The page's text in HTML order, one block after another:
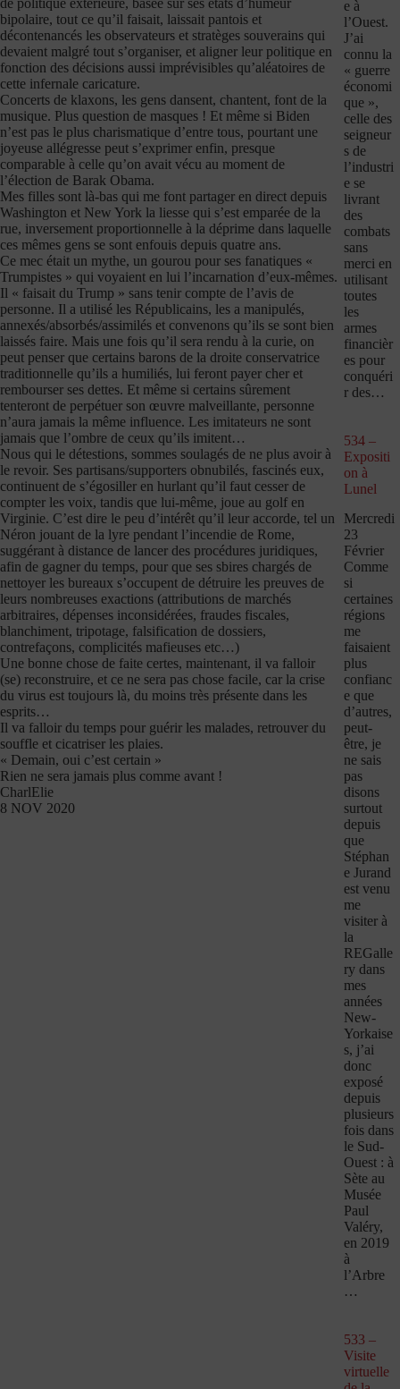
de politique extérieure, basée sur ses états d’humeur
bipolaire, tout ce qu’il faisait, laissait pantois et
décontenancés les observateurs et stratèges souverains qui
devaient malgré tout s’organiser, et aligner leur politique en
fonction des décisions aussi imprévisibles qu’aléatoires de
cette infernale caricature.
Concerts de klaxons, les gens dansent, chantent, font de la
musique. Plus question de masques ! Et même si Biden
n’est pas le plus charismatique d’entre tous, pourtant une
joyeuse allégresse peut s’exprimer enfin, presque
comparable à celle qu’on avait vécu au moment de
l’élection de Barak Obama.
Mes filles sont là-bas qui me font partager en direct depuis
Washington et New York la liesse qui s’est emparée de la
rue, inversement proportionnelle à la déprime dans laquelle
ces mêmes gens se sont enfouis depuis quatre ans.
Ce mec était un mythe, un gourou pour ses fanatiques «
Trumpistes » qui voyaient en lui l’incarnation d’eux-mêmes.
Il « faisait du Trump » sans tenir compte de l’avis de
personne. Il a utilisé les Républicains, les a manipulés,
annexés/absorbés/assimilés et convenons qu’ils se sont bien
laissés faire. Mais une fois qu’il sera rendu à la curie, on
peut penser que certains barons de la droite conservatrice
traditionnelle qu’ils a humiliés, lui feront payer cher et
rembourser ses dettes. Et même si certains sûrement
tenteront de perpétuer son œuvre malveillante, personne
n’aura jamais la même influence. Les imitateurs ne sont
jamais que l’ombre de ceux qu’ils imitent…
Nous qui le détestions, sommes soulagés de ne plus avoir à
le revoir. Ses partisans/supporters obnubilés, fascinés eux,
continuent de s’égosiller en hurlant qu’il faut cesser de
compter les voix, tandis que lui-même, joue au golf en
Virginie. C’est dire le peu d’intérêt qu’il leur accorde, tel un
Néron jouant de la lyre pendant l’incendie de Rome,
suggérant à distance de lancer des procédures juridiques,
afin de gagner du temps, pour que ses sbires chargés de
nettoyer les bureaux s’occupent de détruire les preuves de
leurs nombreuses exactions (attributions de marchés
arbitraires, dépenses inconsidérées, fraudes fiscales,
blanchiment, tripotage, falsification de dossiers,
contrefaçons, complicités mafieuses etc…)
Une bonne chose de faite certes, maintenant, il va falloir
(se) reconstruire, et ce ne sera pas chose facile, car la crise
du virus est toujours là, du moins très présente dans les
esprits…
Il va falloir du temps pour guérir les malades, retrouver du
souffle et cicatriser les plaies.
« Demain, oui c’est certain »
Rien ne sera jamais plus comme avant !
CharlElie
8 NOV 2020
e à
l’Ouest.
J’ai
connu la
« guerre
économi
que »,
celle des
seigneur
s de
l’industri
e se
livrant
des
combats
sans
merci en
utilisant
toutes
les
armes
financièr
es pour
conquéri
r des…
534 –
Expositi
on à
Lunel
Mercredi
23
Février
Comme
si
certaines
régions
me
faisaient
plus
confianc
e que
d’autres,
peut-
être, je
ne sais
pas
disons
surtout
depuis
que
Stéphan
e Jurand
est venu
me
visiter à
la
REGalle
ry dans
mes
années
New-
Yorkaise
s, j’ai
donc
exposé
depuis
plusieurs
fois dans
le Sud-
Ouest : à
Sète au
Musée
Paul
Valéry,
en 2019
à
l’Arbre
…
533 –
Visite
virtuelle